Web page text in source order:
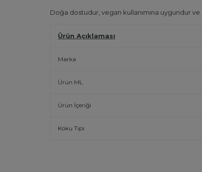
Doğa dostudur, vegan kullanımına uygundur ve
Ürün Açıklaması
Marka
Ürün ML
Ürün İçeriği
Koku Tipi